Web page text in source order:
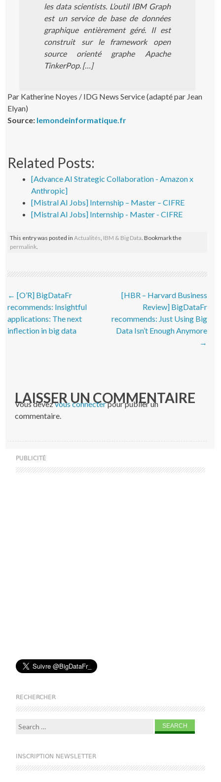
les data scientists. L’outil IBM Graph
est un service de base de données
graphique entièrement géré. Il est
construit sur le framework open
source orienté graphe Apache
TinkerPop. […]
Par Katherine Noyes / IDG News Service (adapté par Jean
Elyan)
Source: lemondeinformatique.fr
Related Posts:
[Advance AI Strategic Collaboration - Amazon x
Anthropic]
[Mistral AI Jobs] Internship – Master – CIFRE
[Mistral AI Jobs] Internship - Master - CIFRE
This entry was posted inActualités, IBM & Big Data. Bookmark the
permalink.
Post navigation
← [O’R] BigDataFr
recommends: Insightful
applications: The next
inflection in big data
[HBR – Harvard Business
Review] BigDataFr
recommends: Just Using Big
Data Isn’t Enough Anymore
→
LAISSER UN COMMENTAIRE
Vous devezvous connecterpour publier un
commentaire.
PUBLICITÉ
RECHERCHER
Search for:
INSCRIPTION NEWSLETTER